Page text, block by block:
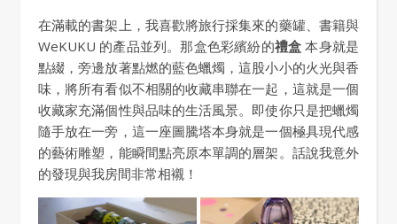
在滿載的書架上，我喜歡將旅行採集來的藥罐、書籍與
WeKUKU 的產品並列。那盒色彩繽紛的禮盒 本身就是
點綴，旁邊放著點燃的藍色蠟燭，這股小小的火光與香
味，將所有看似不相關的收藏串聯在一起，這就是一個
收藏家充滿個性與品味的生活風景。即使你只是把蠟燭
隨手放在一旁，這一座圖騰塔本身就是一個極具現代感
的藝術雕塑，能瞬間點亮原本單調的層架。話說我意外
的發現與我房間非常相襯！